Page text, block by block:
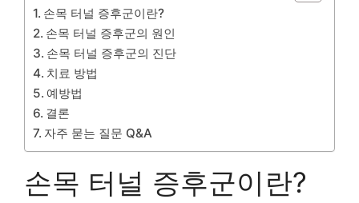
손목 터널 증후군이란?
손목 터널 증후군의 원인
손목 터널 증후군의 진단
치료 방법
예방법
결론
자주 묻는 질문 Q&A
손목 터널 증후군이란?